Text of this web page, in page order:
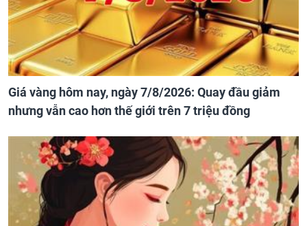
Giá vàng hôm nay, ngày 7/8/2026: Quay đầu giảm
nhưng vẫn cao hơn thế giới trên 7 triệu đồng